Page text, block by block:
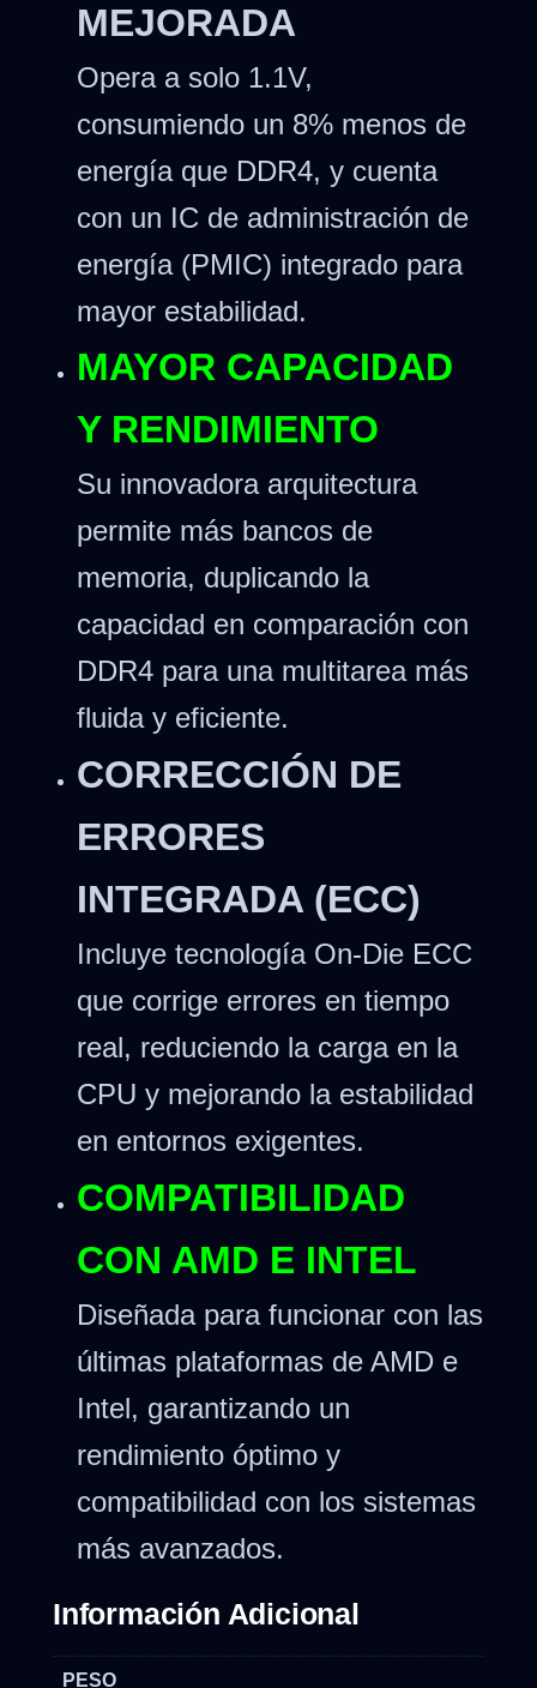
MEJORADA
Opera a solo 1.1V,
consumiendo un 8% menos de
energía que DDR4, y cuenta
con un IC de administración de
energía (PMIC) integrado para
mayor estabilidad.
MAYOR CAPACIDAD
Y RENDIMIENTO
Su innovadora arquitectura
permite más bancos de
memoria, duplicando la
capacidad en comparación con
DDR4 para una multitarea más
fluida y eficiente.
CORRECCIÓN DE
ERRORES
INTEGRADA (ECC)
Incluye tecnología On-Die ECC
que corrige errores en tiempo
real, reduciendo la carga en la
CPU y mejorando la estabilidad
en entornos exigentes.
COMPATIBILIDAD
CON AMD E INTEL
Diseñada para funcionar con las
últimas plataformas de AMD e
Intel, garantizando un
rendimiento óptimo y
compatibilidad con los sistemas
más avanzados.
Información Adicional
PESO